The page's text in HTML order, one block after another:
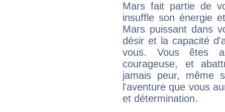
Mars fait partie de
insuffle son énergie
Mars puissant dans
désir et la capacité
vous. Vous êtes
courageuse, et
jamais peur, même
l'aventure que vous
et détermination.